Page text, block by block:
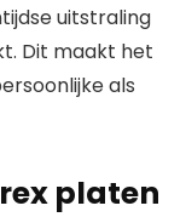
uitstraling
Dit maakt het
als
platen